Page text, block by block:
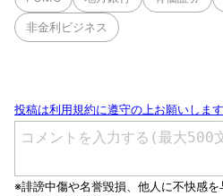
非金利ビジネス